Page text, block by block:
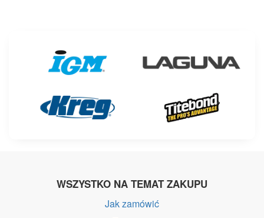
WSZYSTKO NA TEMAT ZAKUPU
Jak zamówić